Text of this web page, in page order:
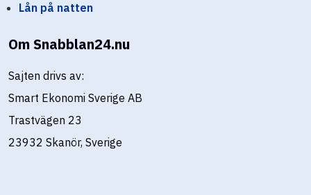
Lån på natten
Om Snabblan24.nu
Sajten drivs av:
Smart Ekonomi Sverige AB
Trastvägen 23
23932 Skanör, Sverige